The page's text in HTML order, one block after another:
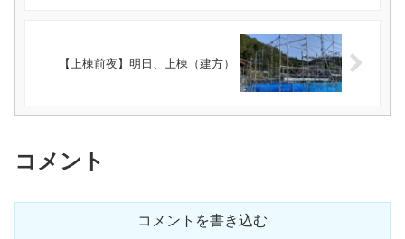
【上棟前夜】明日、上棟（建方）
コメント
コメントを書き込む